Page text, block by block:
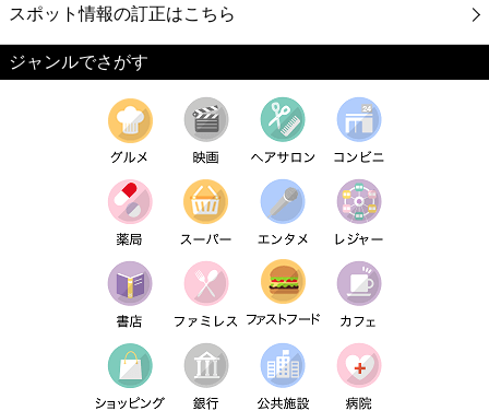
スポット情報の訂正はこちら
ジャンルでさがす